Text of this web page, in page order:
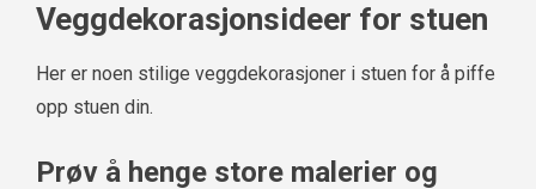
Veggdekorasjonsideer for stuen
Her er noen stilige veggdekorasjoner i stuen for å piffe
opp stuen din.
Prøv å henge store malerier og